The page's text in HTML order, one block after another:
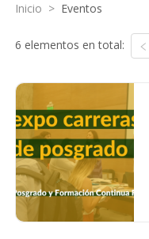
Inicio > Eventos
6 elementos en total: